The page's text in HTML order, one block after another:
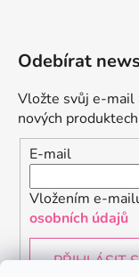
Odebírat
Vložte svůj e-mail
nových
E-mail
Vložením e-
osobních údajů
PŘIHLÁSIT